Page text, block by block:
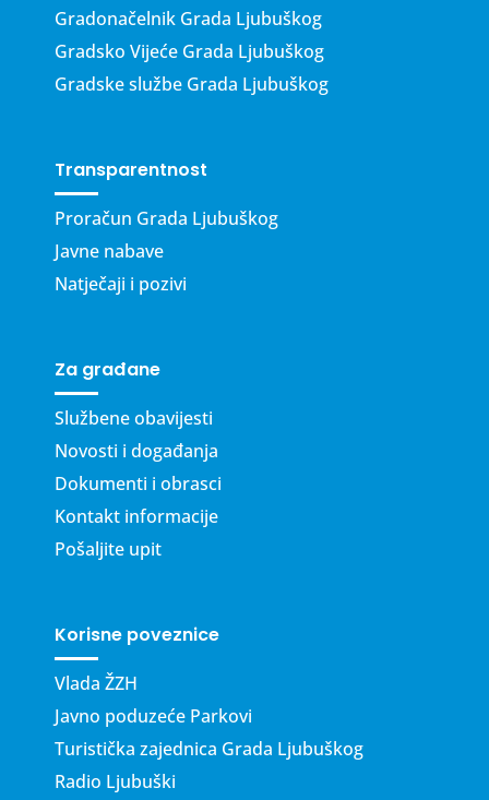
Gradonačelnik Grada Ljubuškog
Gradsko Vijeće Grada Ljubuškog
Gradske službe Grada Ljubuškog
Transparentnost
Proračun Grada Ljubuškog
Javne nabave
Natječaji i pozivi
Za građane
Službene obavijesti
Novosti i događanja
Dokumenti i obrasci
Kontakt informacije
Pošaljite upit
Korisne poveznice
Vlada ŽZH
Javno poduzeće Parkovi
Turistička zajednica Grada Ljubuškog
Radio Ljubuški